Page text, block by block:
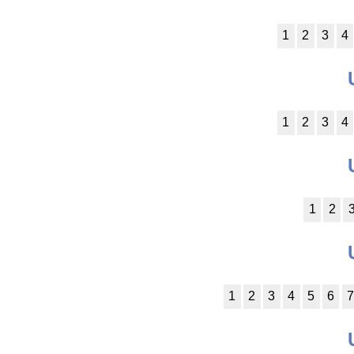
1 2 3 4
1 2 3 4
1 2
1 2 3 4 5 6 7